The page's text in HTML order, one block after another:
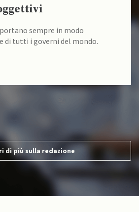
sempre in modo
di tutti i governi del mondo.
di più sulla redazione